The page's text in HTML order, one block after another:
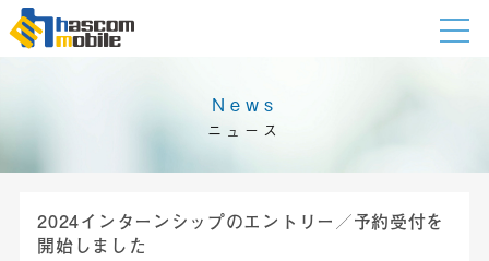
News
ニュース
2024インターンシップのエントリー／予約受付を
開始しました